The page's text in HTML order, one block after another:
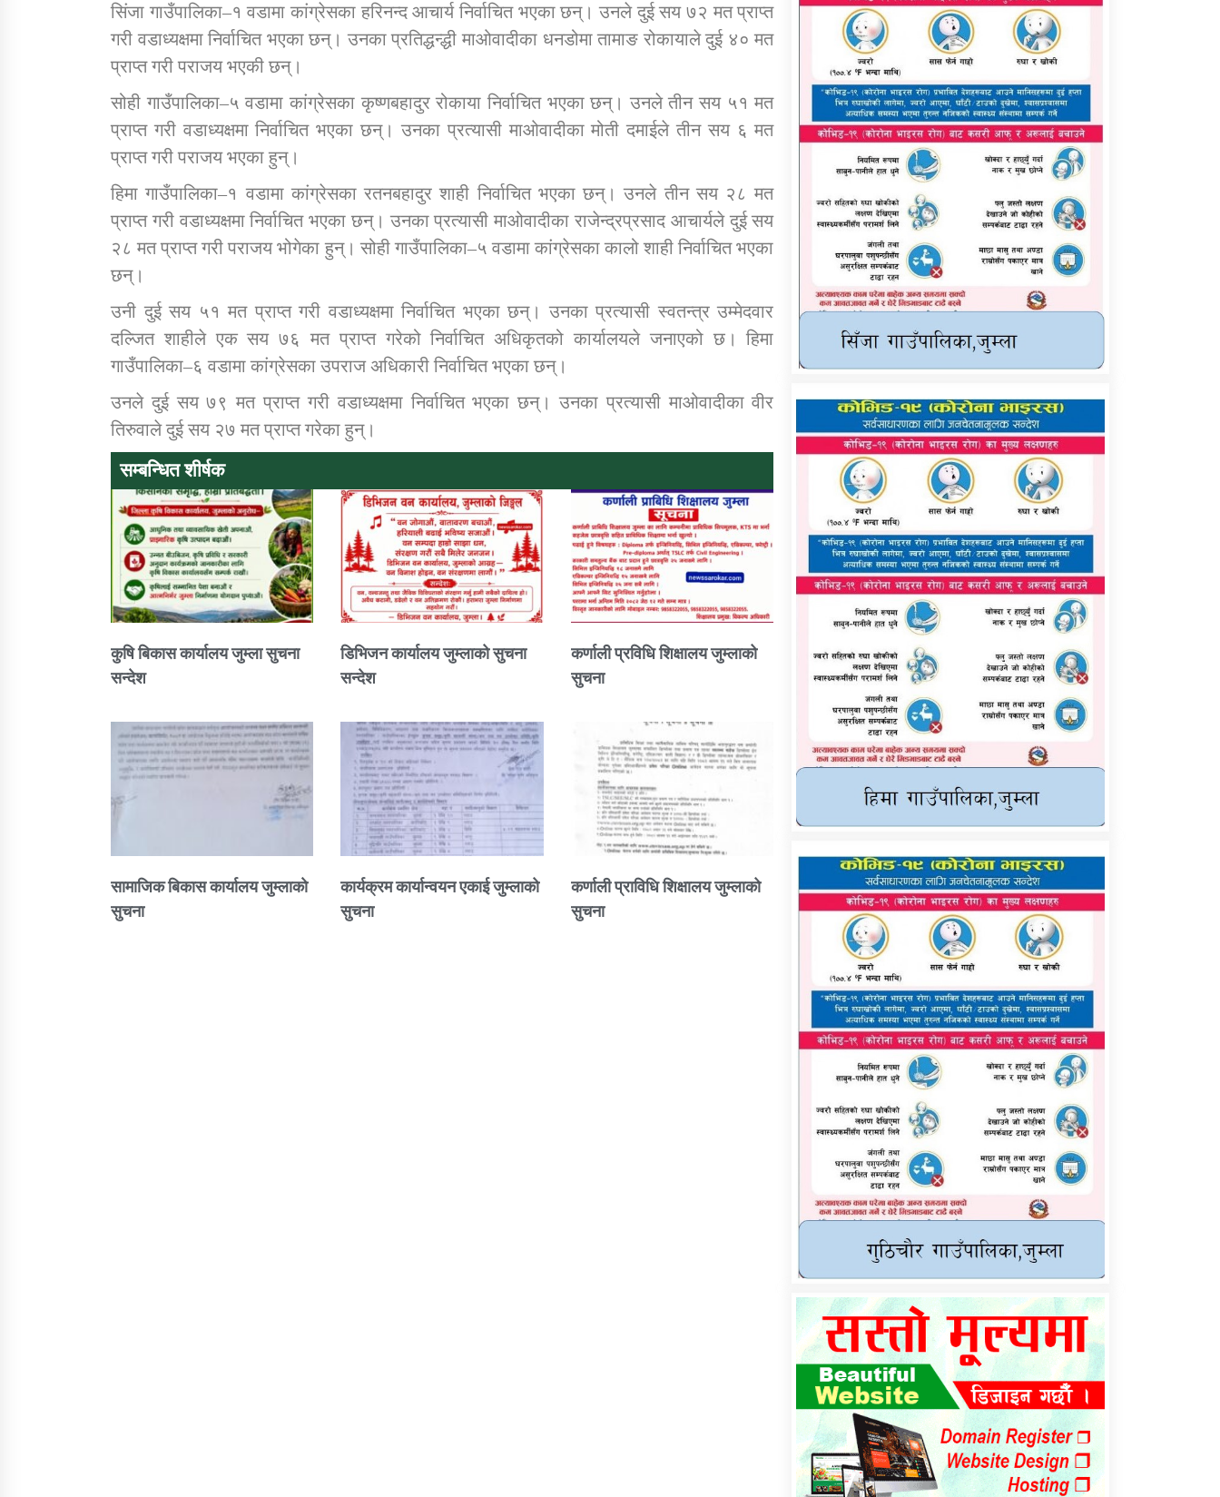
सिंजा गाउँपालिका–१ वडामा कांग्रेसका हरिनन्द आचार्य निर्वाचित भएका छन्। उनले दुई सय ७२ मत प्राप्त
गरी वडाध्यक्षमा निर्वाचित भएका छन्। उनका प्रतिद्धन्द्धी माओवादीका धनडोमा तामाङ रोकायाले दुई ४० मत
प्राप्त गरी पराजय भएकी छन्।
सोही गाउँपालिका–५ वडामा कांग्रेसका कृष्णबहादुर रोकाया निर्वाचित भएका छन्। उनले तीन सय ५१ मत
प्राप्त गरी वडाध्यक्षमा निर्वाचित भएका छन्। उनका प्रत्यासी माओवादीका मोती दमाईले तीन सय ६ मत
प्राप्त गरी पराजय भएका हुन्।
हिमा गाउँपालिका–१ वडामा कांग्रेसका रतनबहादुर शाही निर्वाचित भएका छन्। उनले तीन सय २८ मत
प्राप्त गरी वडाध्यक्षमा निर्वाचित भएका छन्। उनका प्रत्यासी माओवादीका राजेन्द्रप्रसाद आचार्यले दुई सय
२८ मत प्राप्त गरी पराजय भोगेका हुन्। सोही गाउँपालिका–५ वडामा कांग्रेसका कालो शाही निर्वाचित भएका
छन्।
उनी दुई सय ५१ मत प्राप्त गरी वडाध्यक्षमा निर्वाचित भएका छन्। उनका प्रत्यासी स्वतन्त्र उम्मेदवार
दल्जित शाहीले एक सय ७६ मत प्राप्त गरेको निर्वाचित अधिकृतको कार्यालयले जनाएको छ। हिमा
गाउँपालिका–६ वडामा कांग्रेसका उपराज अधिकारी निर्वाचित भएका छन्।
उनले दुई सय ७९ मत प्राप्त गरी वडाध्यक्षमा निर्वाचित भएका छन्। उनका प्रत्यासी माओवादीका वीर
तिरुवाले दुई सय २७ मत प्राप्त गरेका हुन्।
सम्बन्धित शीर्षक
कुषि बिकास कार्यालय जुम्ला सुचना
सन्देश
डिभिजन कार्यालय जुम्लाको सुचना
सन्देश
कर्णाली प्रविधि शिक्षालय जुम्लाको
सुचना
सामाजिक बिकास कार्यालय जुम्लाकाे
सुचना
कार्यक्रम कार्यान्वयन एकाई जुम्लाको
सुचना
कर्णाली प्राविधि शिक्षालय जुम्लाको
सुचना